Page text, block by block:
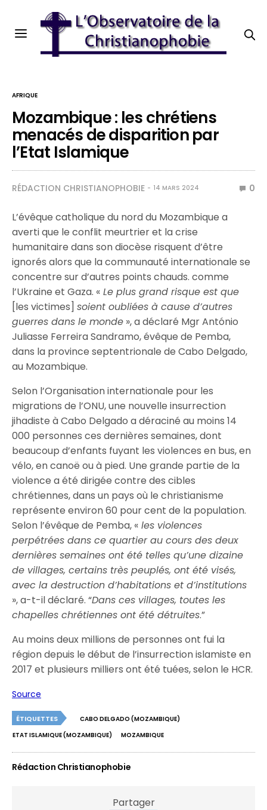
AFRIQUE
Mozambique : les chrétiens
menacés de disparition par
l’Etat Islamique
RÉDACTION CHRISTIANOPHOBIE 14 MARS 2024 0
L’évêque catholique du nord du Mozambique a
averti que le conflit meurtrier et la crise
humanitaire dans son diocèse risquent d’être
ignorés alors que la communauté internationale se
concentre sur d’autres points chauds. comme
l’Ukraine et Gaza. « Le plus grand risque est que
[les victimes]soient oubliées à cause d’autres
guerres dans le monde », a déclaré Mgr António
Juliasse Ferreira Sandramo, évêque de Pemba,
dans la province septentrionale de Cabo Delgado,
au Mozambique.
Selon l’Organisation internationale pour les
migrations de l’ONU, une nouvelle insurrection
jihadiste à Cabo Delgado a déraciné au moins 14
000 personnes ces dernières semaines, dont
beaucoup d’enfants fuyant les violences en bus, en
vélo, en canoë ou à pied. Une grande partie de la
violence a été dirigée contre des cibles
chrétiennes, dans un pays où le christianisme
représente environ 60 pour cent de la population.
Selon l’évêque de Pemba, « les violences
perpétrées dans ce quartier au cours des deux
dernières semaines ont été telles qu’une dizaine
de villages, certains très peuplés, ont été visés,
avec la destruction d’habitations et d’institutions
», a-t-il déclaré. “Dans ces villages, toutes les
chapelles chrétiennes ont été détruites.”
Au moins deux millions de personnes ont fui la
région depuis le début de l’insurrection islamiste en
2017 et plusieurs milliers ont été tuées, selon le HCR.
Source
ÉTIQUETTES
CABO DELGADO (MOZAMBIQUE)
ETAT ISLAMIQUE (MOZAMBIQUE)
MOZAMBIQUE
Rédaction Christianophobie
Partager